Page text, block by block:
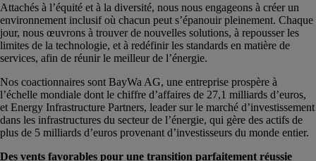
Attachés à l’équité et à la diversité, nous nous engageons à créer un
environnement inclusif où chacun peut s’épanouir pleinement. Chaque
jour, nous œuvrons à trouver de nouvelles solutions, à repousser les
limites de la technologie, et à redéfinir les standards en matière de
services, afin de réunir le meilleur de l’énergie.
Nos coactionnaires sont BayWa AG, une entreprise prospère à
l’échelle mondiale dont le chiffre d’affaires de 27,1 milliards d’euros,
et Energy Infrastructure Partners, leader sur le marché d’investissement
dans les infrastructures du secteur de l’énergie, qui gère des actifs de
plus de 5 milliards d’euros provenant d’investisseurs du monde entier.
Des vents favorables pour une transition parfaitement réussie